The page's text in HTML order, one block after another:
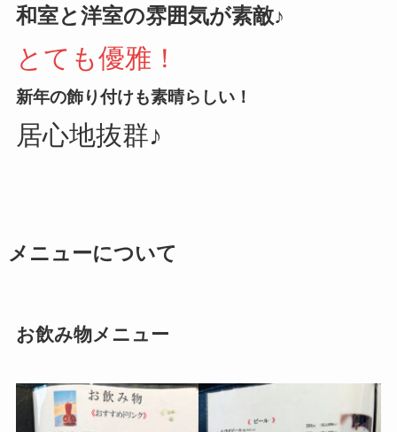
和室と洋室の雰囲気が素敵♪
とても優雅！
新年の飾り付けも素晴らしい！
居心地抜群♪
メニューについて
お飲み物メニュー